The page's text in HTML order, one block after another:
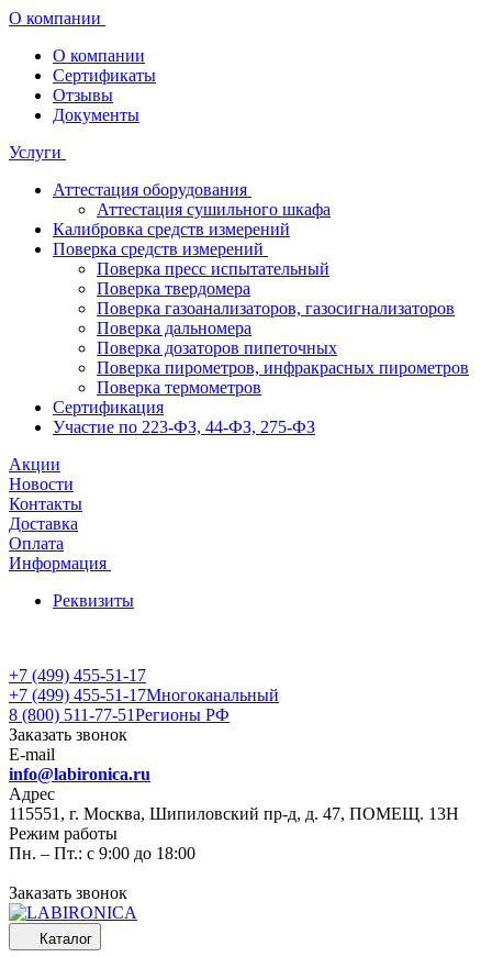
О компании
О компании
Сертификаты
Отзывы
Документы
Услуги
Аттестация оборудования
Аттестация сушильного шкафа
Калибровка средств измерений
Поверка средств измерений
Поверка пресс испытательный
Поверка твердомера
Поверка газоанализаторов, газосигнализаторов
Поверка дальномера
Поверка дозаторов пипеточных
Поверка пирометров, инфракрасных пирометров
Поверка термометров
Сертификация
Участие по 223-ФЗ, 44-ФЗ, 275-ФЗ
Акции
Новости
Контакты
Доставка
Оплата
Информация
Реквизиты
+7 (499) 455-51-17
+7 (499) 455-51-17Многоканальный
8 (800) 511-77-51Регионы РФ
Заказать звонок
E-mail
info@labironica.ru
Адрес
115551, г. Москва, Шипиловский пр-д, д. 47, ПОМЕЩ. 13Н
Режим работы
Пн. – Пт.: с 9:00 до 18:00
Заказать звонок
Каталог